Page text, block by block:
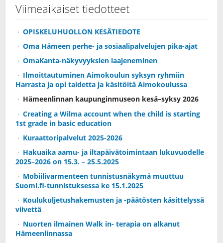
Viimeaikaiset tiedotteet
OPISKELUHUOLLON KESÄTIEDOTE
Oma Hämeen perhe- ja sosiaalipalvelujen pika-ajat
OmaKanta-näkyvyyksien laajeneminen
Ilmoittautuminen Aimokoulun syksyn ryhmiin
Harrasta ja opi taidetta ja käsitöitä Aimokoulussa
Hämeenlinnan kaupunginmuseon kesä–syksy 2026
Creating a Wilma account when the child is starting
1st grade in basic education
Kuraattoripalvelut 2025-2026
Hakuaika aamu- ja iltapäivätoimintaan lukuvuodelle
2025–2026 on 15.3. – 25.5.2025
Mobiilivarmenteen tunnistusnäkymä muuttuu
Suomi.fi-tunnistuksessa ke 15.1.2025
Koulukuljetushakemusten ja -päätösten käsittelyssä
viivettä
Nuorten ilmainen Walk in- terapia on alkanut
Hämeenlinnassa